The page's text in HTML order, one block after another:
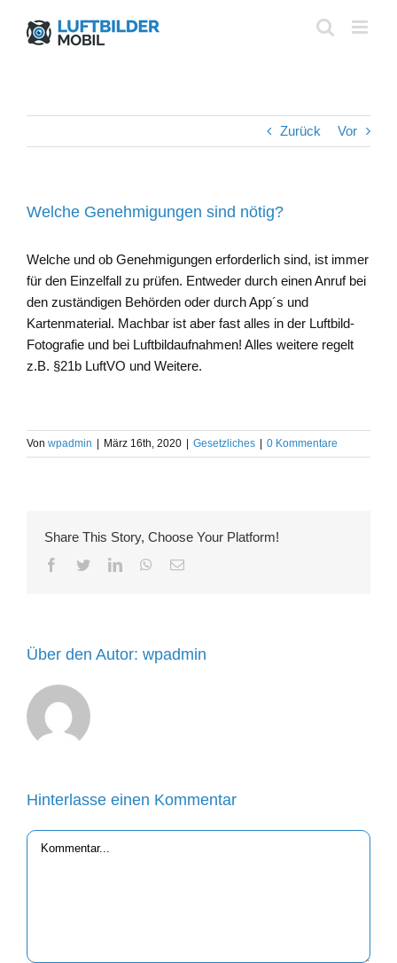
Inhalt
Zurück Vor
Welche Genehmigungen sind nötig?
Welche und ob Genehmigungen erforderlich sind, ist immer
für den Einzelfall zu prüfen. Entweder durch einen Anruf bei
den zuständigen Behörden oder durch App´s und
Kartenmaterial. Machbar ist aber fast alles in der Luftbild-
Fotografie und bei Luftbildaufnahmen! Alles weitere regelt
z.B. §21b LuftVO und Weitere.
Von wpadmin März 16th, 2020 Gesetzliches 0 Kommentare
Share This Story, Choose Your Platform!
Facebook
TwitterLinkedInWhatsApp
E-
Über den Autor: wpadmin
Hinterlasse einen Kommentar
Kommentar